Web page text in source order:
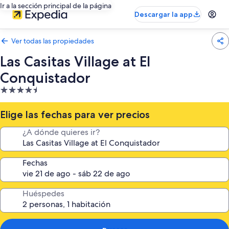
Ir a la sección principal de la página
Descargar la app
Ver todas las propiedades
Las Casitas Village at El
Conquistador
Propiedad
de
4.5
estrellas
Elige las fechas para ver precios
¿A dónde quieres ir?
Fechas
Huéspedes